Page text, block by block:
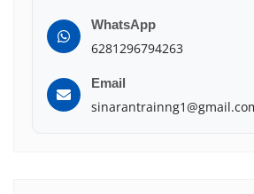
WhatsApp
6281296794263
Email